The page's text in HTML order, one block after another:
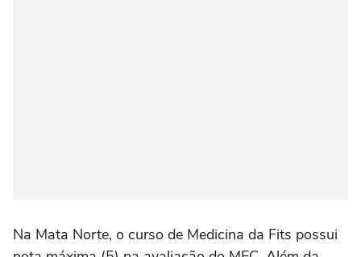
Na Mata Norte, o curso de Medicina da Fits possui